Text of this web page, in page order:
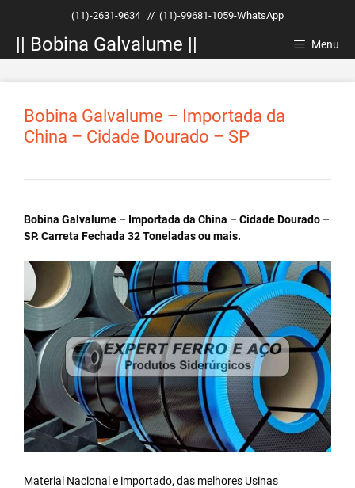
conteúdo
(11)-2631-9634 // (11)-99681-1059-WhatsApp
|| Bobina Galvalume || Menu
Bobina Galvalume – Importada da
China – Cidade Dourado – SP
Bobina Galvalume – Importada da China – Cidade Dourado –
SP. Carreta Fechada 32 Toneladas ou mais.
Material Nacional e importado, das melhores Usinas